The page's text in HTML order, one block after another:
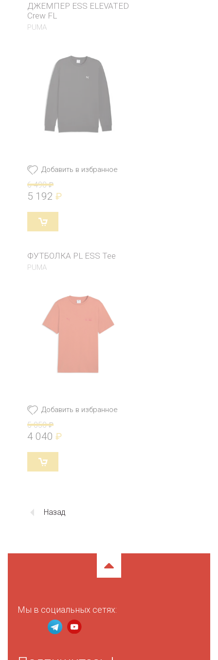
ДЖЕМПЕР ESS ELEVATED
Crew FL
PUMA
Добавить в избранное
6 490 ₽
5 192 ₽
ФУТБОЛКА PL ESS Tee
PUMA
Добавить в избранное
5 050 ₽
4 040 ₽
Назад
Мы в социальных сетях: